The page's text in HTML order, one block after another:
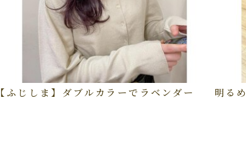
【ふじしま】ダブルカラーでラベンダー 明る